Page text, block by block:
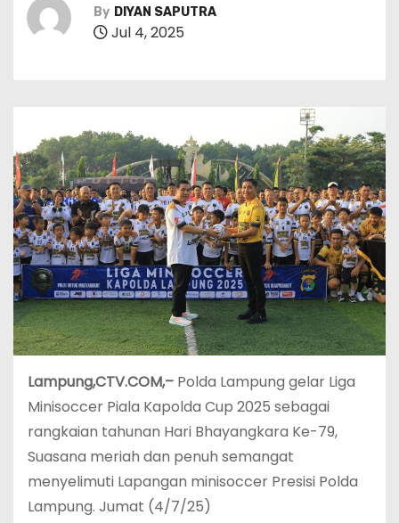
By DIYAN SAPUTRA
Jul 4, 2025
Lampung,CTV.COM,– Polda Lampung gelar Liga
Minisoccer Piala Kapolda Cup 2025 sebagai
rangkaian tahunan Hari Bhayangkara Ke-79,
Suasana meriah dan penuh semangat
menyelimuti Lapangan minisoccer Presisi Polda
Lampung. Jumat (4/7/25)